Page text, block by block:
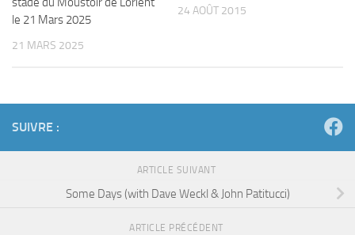
le 21 Mars 2025
21 MARS 2025
24 AOÛT 2015
SUIVRE :
ARTICLE SUIVANT
Some Days (with Dave Weckl & John Patitucci)
ARTICLE PRÉCÉDENT